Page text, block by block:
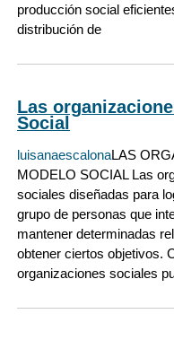
producción social
distribución de
Las
Social
luisanaescalonaLAS
MODELO SOCIAL Las
sociales diseñadas para
grupo de personas que
mantener determinadas
obtener ciertos objetivos.
organizaciones sociales